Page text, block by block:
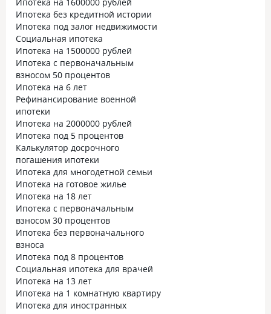
Ипотека без кредитной истории
Ипотека под залог недвижимости
Социальная ипотека
Ипотека на 1500000 рублей
Ипотека с первоначальным
взносом 50 процентов
Ипотека на 6 лет
Рефинансирование военной
ипотеки
Ипотека на 2000000 рублей
Ипотека под 5 процентов
Калькулятор досрочного
погашения ипотеки
Ипотека для многодетной семьи
Ипотека на готовое жилье
Ипотека на 18 лет
Ипотека с первоначальным
взносом 30 процентов
Ипотека без первоначального
взноса
Ипотека под 8 процентов
Социальная ипотека для врачей
Ипотека на 13 лет
Ипотека на 1 комнатную квартиру
Ипотека для иностранных